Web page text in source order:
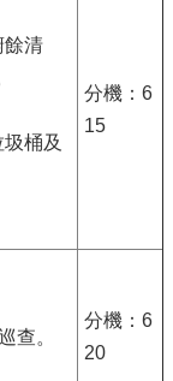
餘清
桶及
分機：6
15
查。
分機：6
20